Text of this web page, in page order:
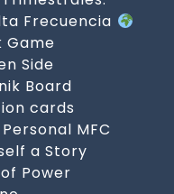
Frecuencia
Game
Side
Board
cards
MFC
a Story
Power